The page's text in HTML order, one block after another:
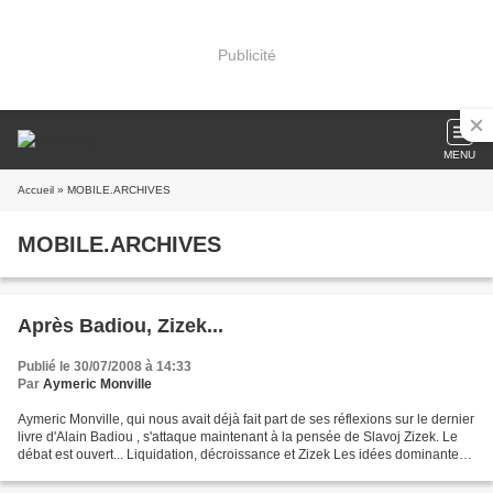
Publicité
MENU
Accueil » MOBILE.ARCHIVES
MOBILE.ARCHIVES
Après Badiou, Zizek...
Publié le 30/07/2008 à 14:33
Par Aymeric Monville
Aymeric Monville, qui nous avait déjà fait part de ses réflexions sur le dernier
livre d'Alain Badiou , s'attaque maintenant à la pensée de Slavoj Zizek. Le
débat est ouvert... Liquidation, décroissance et Zizek Les idées dominantes